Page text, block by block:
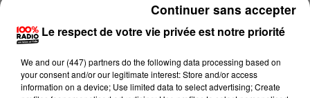
Le respect de votre vie privée est notre priorité
We and our (447) partnersdo the following data processing based on
your consent and/or our legitimate interest: Store and/or access
information on a device; Use limited data to select advertising; Create
Continuer sans accepter